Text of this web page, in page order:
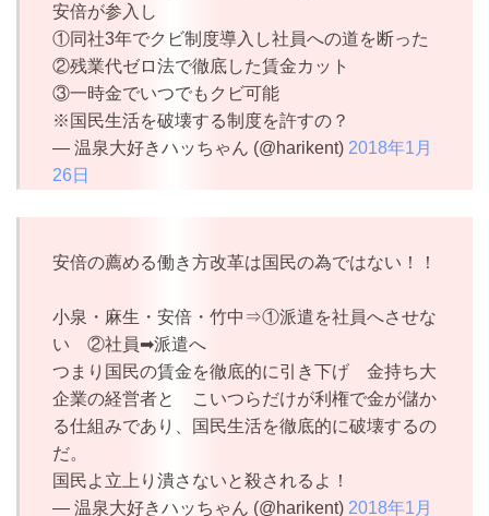
安倍が参入し
①同社3年でクビ制度導入し社員への道を断った
②残業代ゼロ法で徹底した賃金カット
③一時金でいつでもクビ可能
※国民生活を破壊する制度を許すの？
— 温泉大好きハッちゃん (@harikent) 2018年1月
26日
安倍の薦める働き方改革は国民の為ではない！！
小泉・麻生・安倍・竹中⇒①派遣を社員へさせな
い ②社員➡派遣へ
つまり国民の賃金を徹底的に引き下げ 金持ち大
企業の経営者と こいつらだけが利権で金が儲か
る仕組みであり、国民生活を徹底的に破壊するの
だ。
国民よ立上り潰さないと殺されるよ！
— 温泉大好きハッちゃん (@harikent) 2018年1月